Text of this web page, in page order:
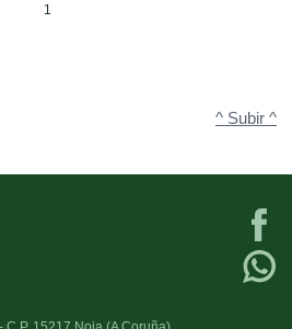
1
^ Subir ^